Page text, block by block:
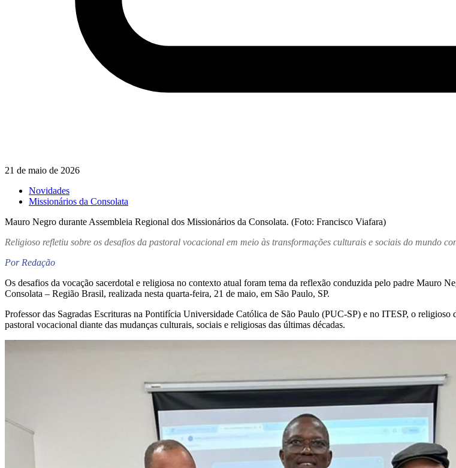
21 de maio de 2026
Novidades
Missionários da Consolata
Mauro Negro durante Assembleia Regional dos Missionários da Consolata. (Foto: Francisco Viafara)
Religioso refletiu sobre os desafios da pastoral vocacional em meio às transformações culturais e sociais do mundo
Por Redação
Os desafios da vocação sacerdotal e religiosa no contexto atual foram tema da reflexão conduzida pelo padre Mauro
Consolata – Região Brasil, realizada nesta quarta-feira, 21 de maio, em São Paulo, SP.
Professor das Sagradas Escrituras na Pontifícia Universidade Católica de São Paulo (PUC-SP) e no ITESP, o
pastoral vocacional diante das mudanças culturais, sociais e religiosas das últimas décadas.